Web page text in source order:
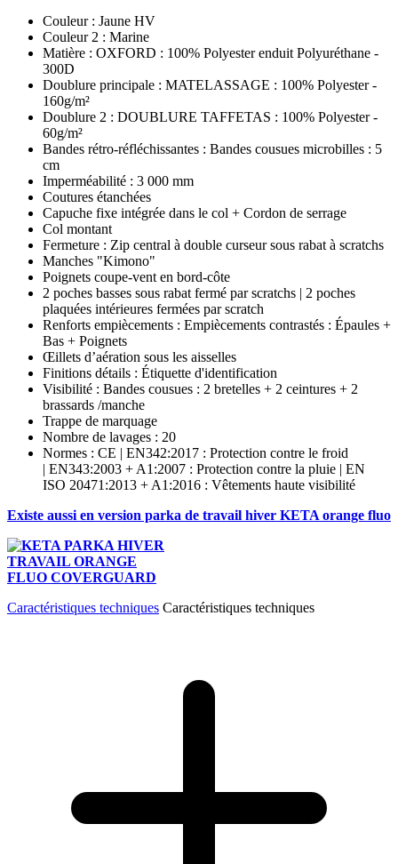
Couleur : Jaune HV
Couleur 2 : Marine
Matière : OXFORD : 100% Polyester enduit Polyuréthane -
300D
Doublure principale : MATELASSAGE : 100% Polyester -
160g/m²
Doublure 2 : DOUBLURE TAFFETAS : 100% Polyester -
60g/m²
Bandes rétro-réfléchissantes : Bandes cousues microbilles : 5
cm
Imperméabilité : 3 000 mm
Coutures étanchées
Capuche fixe intégrée dans le col + Cordon de serrage
Col montant
Fermeture : Zip central à double curseur sous rabat à scratchs
Manches "Kimono"
Poignets coupe-vent en bord-côte
2 poches basses sous rabat fermé par scratchs | 2 poches
plaquées intérieures fermées par scratch
Renforts empiècements : Empiècements contrastés : Épaules +
Bas + Poignets
Œillets d’aération sous les aisselles
Finitions détails : Étiquette d'identification
Visibilité : Bandes cousues : 2 bretelles + 2 ceintures + 2
brassards /manche
Trappe de marquage
Nombre de lavages : 20
Normes : CE | EN342:2017 : Protection contre le froid
| EN343:2003 + A1:2007 : Protection contre la pluie | EN
ISO 20471:2013 + A1:2016 : Vêtements haute visibilité
Existe aussi en version parka de travail hiver KETA orange fluo
Caractéristiques techniques Caractéristiques techniques